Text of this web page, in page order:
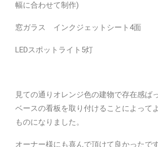
幅に合わせて制作)
窓ガラス インクジェットシート4面
LEDスポットライト5灯
見ての通りオレンジ色の建物で存在感ば
ベースの看板を取り付けることによって
ものになりました。
オーナー様にも喜んで頂けて良かったです